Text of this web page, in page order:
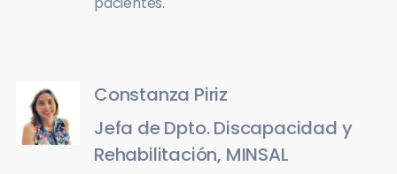
Constanza Piriz
Jefa de Dpto. Discapacidad y
Rehabilitación, MINSAL